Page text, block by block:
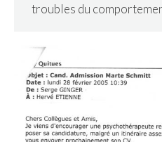
troubles du